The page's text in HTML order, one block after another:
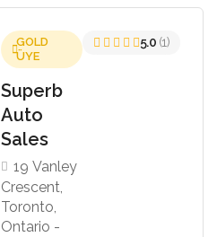
GOLD
ÜYE
Superb
Auto
Sales
19 Vanley
Crescent,
Toronto,
Ontario -
5.0 (1)